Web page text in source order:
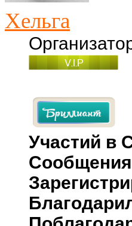
Хельга
Участий в